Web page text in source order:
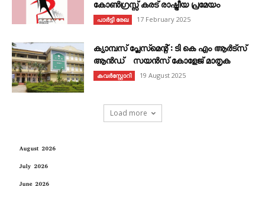
കോൺഗ്രസ്സ് കരട് രാഷ്ട്രീയ പ്രമേയം
പാർട്ടി രേഖ 17 February 2025
ക്യാമ്പസ് പ്ലേസ്മെന്റ് : ടി കെ എം ആർട്സ്
ആൻഡ് സയൻസ് കോളേജ് മാതൃക
കവര്‍സ്റ്റോറി 19 August 2025
Load more
August 2026
July 2026
June 2026